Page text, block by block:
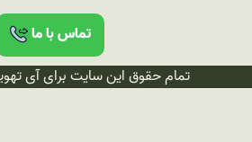
تماس با ما
تمام حقوق این سایت برای آی